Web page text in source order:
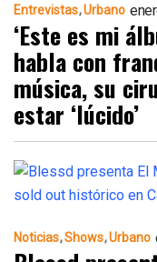
Entrevistas Urbano
‘Este es mi
habla con
música, su
estar ‘lúcido’
Noticias Shows Urbano